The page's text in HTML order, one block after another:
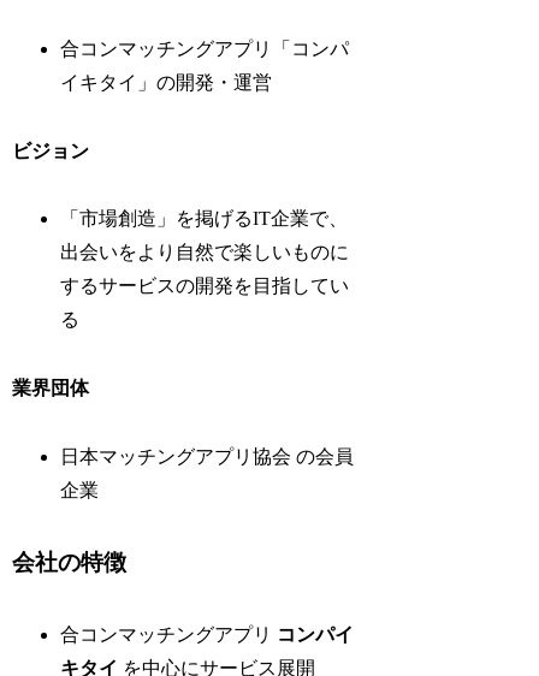
合コンマッチングアプリ「コンパ
イキタイ」の開発・運営
ビジョン
「市場創造」を掲げるIT企業で、
出会いをより自然で楽しいものに
するサービスの開発を目指してい
る
業界団体
日本マッチングアプリ協会 の会員
企業
会社の特徴
合コンマッチングアプリ コンパイ
キタイ を中心にサービス展開